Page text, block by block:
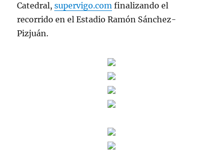
Catedral,supervigo.com finalizando el
recorrido en el Estadio Ramón Sánchez-
Pizjuán.